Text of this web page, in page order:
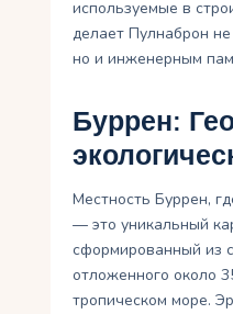
используемые в
делает Пулнаброн
но и инженерным
Буррен:
Местность Буррен,
— это уникальный
сформированный из
отложенного около
тропическом море.